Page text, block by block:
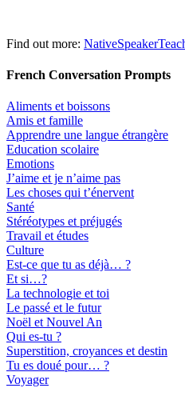
Find out more:
French Conversation Prompts
Aliments et boissons
Amis et famille
Apprendre une langue étrangère
Education scolaire
Emotions
J’aime et je n’aime pas
Les choses qui t’énervent
Santé
Stéréotypes et préjugés
Travail et études
Culture
Est-ce que tu as déjà… ?
Et si…?
La technologie et toi
Le passé et le futur
Noël et Nouvel An
Qui es-tu ?
Superstition, croyances et destin
Tu es doué pour… ?
Voyager